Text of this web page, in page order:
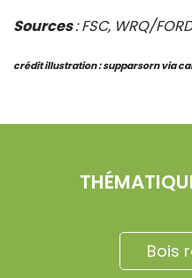
Sources: FSC, WRQ/
crédit illustration : supparsorn via
Bois